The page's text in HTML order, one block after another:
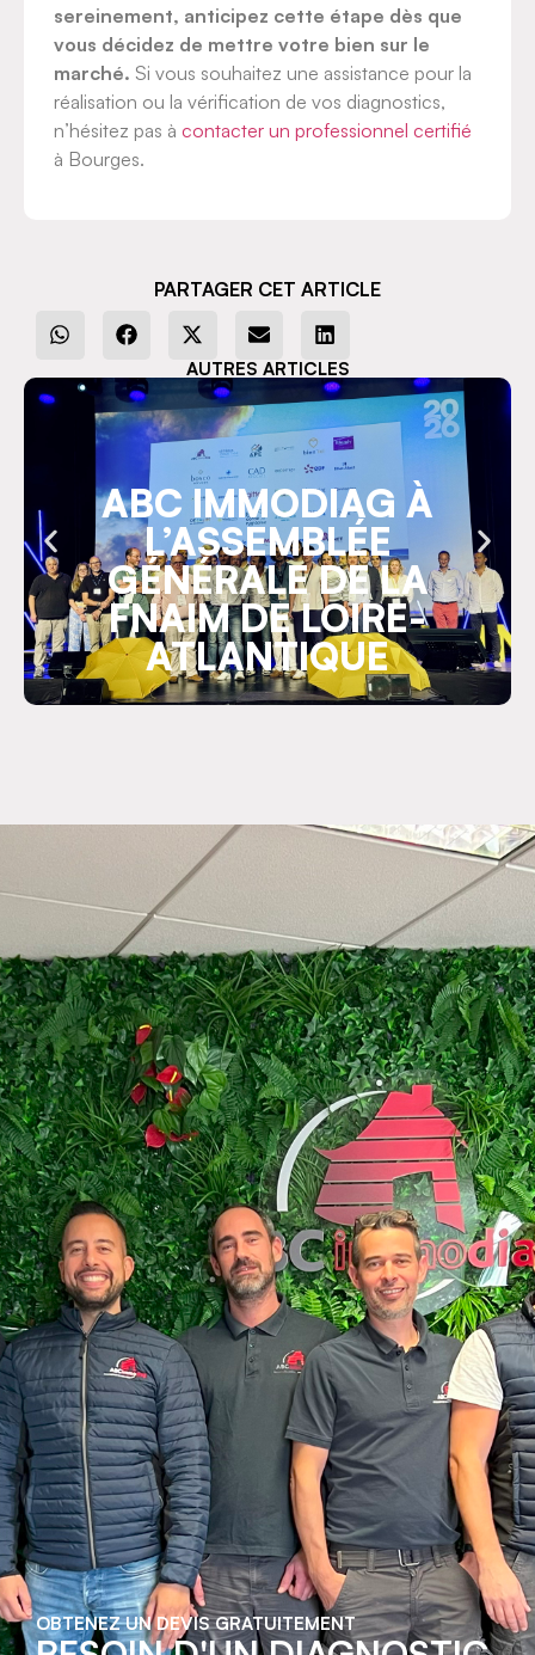
sereinement, anticipez cette étape dès que
vous décidez de mettre votre bien sur le
marché. Si vous souhaitez une assistance pour la
réalisation ou la vérification de vos diagnostics,
n’hésitez pas à contacter un professionnel certifié
à Bourges.
PARTAGER CET ARTICLE
AUTRES ARTICLES
ABC IMMODIAG À
L’ASSEMBLÉE
GÉNÉRALE DE LA
FNAIM DE LOIRE-
ATLANTIQUE
OBTENEZ UN DEVIS GRATUITEMENT